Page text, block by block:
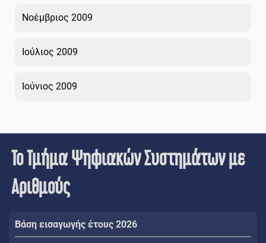
Νοέμβριος 2009
Ιούλιος 2009
Ιούνιος 2009
Το Τμήμα Ψηφιακών Συστημάτων με
Αριθμούς
Βάση εισαγωγής έτους 2026